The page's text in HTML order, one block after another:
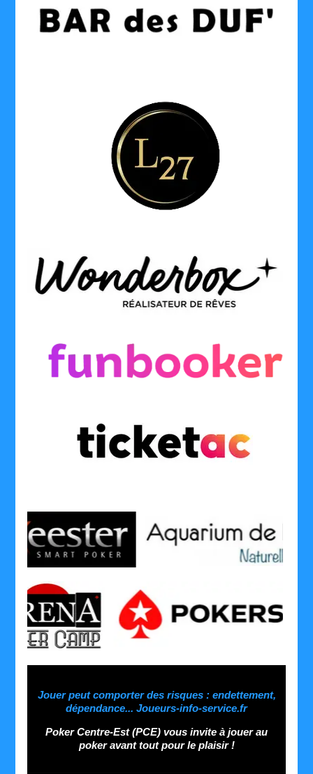
Jouer peut comporter des risques : endettement,
dépendance... Joueurs-info-service.fr
Poker Centre-Est (PCE) vous invite à jouer au
poker avant tout pour le plaisir !